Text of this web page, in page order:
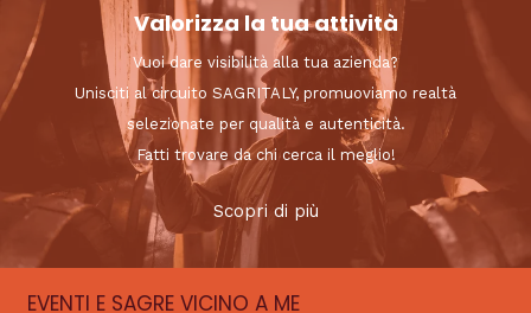
Valorizza la tua attività
Vuoi dare visibilità alla tua azienda?
Unisciti al circuito SAGRITALY, promuoviamo realtà
selezionate per qualità e autenticità.
Fatti trovare da chi cerca il meglio!
Scopri di più
EVENTI E SAGRE VICINO A ME